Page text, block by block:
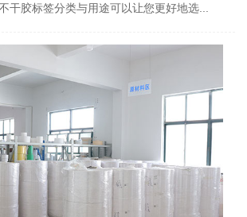
干胶标签分类与用途可以让您更好地选...